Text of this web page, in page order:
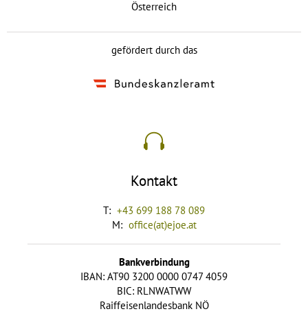
Österreich
gefördert durch das
Kontakt
T: +43 699 188 78 089
M: office(at)ejoe.at
Bankverbindung
IBAN: AT90 3200 0000 0747 4059
BIC: RLNWATWW
Raiffeisenlandesbank NÖ